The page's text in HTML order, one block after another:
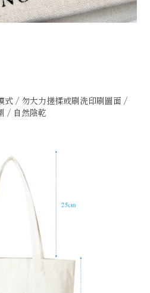
式 / 勿大力搓揉或刷洗印刷圖面 /
/ 自然陰乾